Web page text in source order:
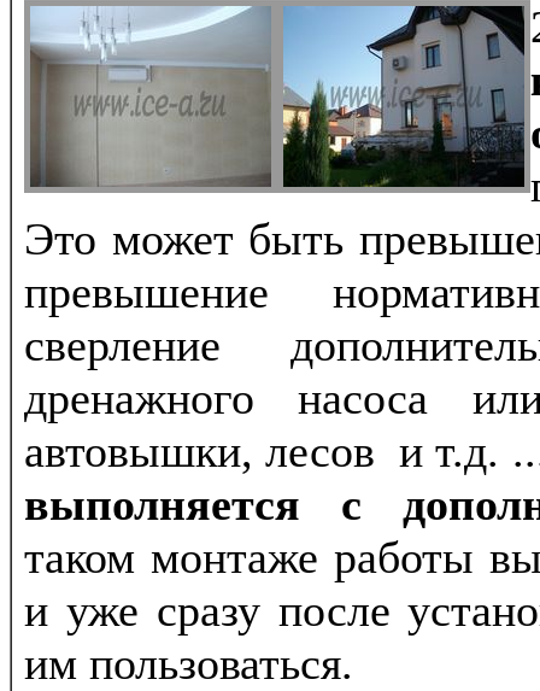
Это может быть
превышение
сверление
дренажного насоса
автовышки, лесов и т.д.
выполняется с
таком монтаже работы
и уже сразу после
им пользоваться.